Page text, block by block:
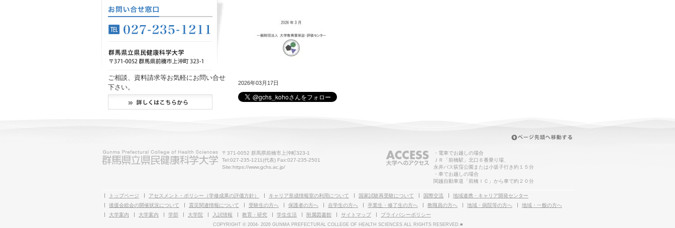
2026年03月17日
ご相談、資料請求等お気軽にお問い合せ
下さい。
〒371-0052 群馬県前橋市上沖町323-1
Tel:027-235-1211(代表) Fax:027-235-2501
Site:https://www.gchs.ac.jp/
・電車でお越しの場合
ＪＲ「前橋駅」北口６番乗り場、
永井バス荻窪公園または小坂子行き約１５分
・車でお越しの場合
関越自動車道「前橋ＩＣ」から車で約２０分
トップページ アセスメント・ポリシー（学修成果の評価方針） キャリア形成情報室の利用について 国家試験再受験について 国際交流
地域連携・キャリア開発センター
後援会総会の開催状況について
震災関連情報について 受験生の方へ 保護者の方へ 在学生の方へ 卒業生・修了生の方へ 教職員の方へ 地域・病院等の方へ
地域・一般の方へ
大学案内
大学案内 学部 大学院 入試情報 教育・研究 学生生活 附属図書館 サイトマップ プライバシーポリシー
COPYRIGHT © 2004- 2026 GUNMA PREFECTURAL COLLEGE OF HEALTH SCIENCES ALL RIGHTS RESERVED.■